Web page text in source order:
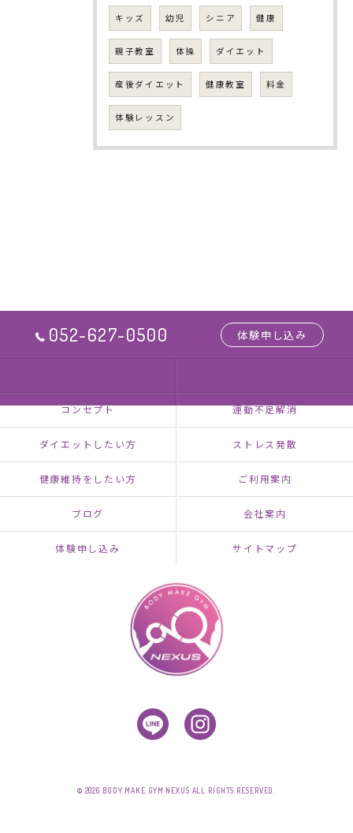
キッズ 幼児 シニア 健康
親子教室 体操 ダイエット
産後ダイエット 健康教室 料金
体験レッスン
052-627-0500 体験申し込み
コンセプト 運動不足解消
ダイエットしたい方 ストレス発散
健康維持をしたい方 ご利用案内
ブログ 会社案内
体験申し込み サイトマップ
© 2026 BODY MAKE GYM NEXUS ALL RIGHTS RESERVED.